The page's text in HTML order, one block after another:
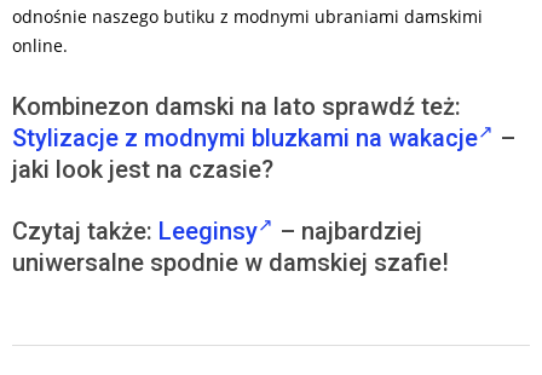
odnośnie naszego butiku z modnymi ubraniami damskimi
online.
Kombinezon damski na lato sprawdź też:
Stylizacje z modnymi bluzkami na wakacje
–
jaki look jest na czasie?
Czytaj także: Leeginsy
– najbardziej
uniwersalne spodnie w damskiej szafie!